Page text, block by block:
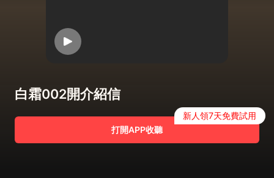
白霜002開介紹信
打開APP收聽
新人領7天免費試用